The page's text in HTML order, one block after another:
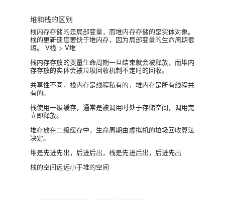
堆和栈的区别
栈内存存储的是局部变量，而堆内存存储的是实体对象。
栈的更新速度要快于堆内存，因为局部变量的生命周期很
短。 V栈 > V堆
栈内存存放的变量生命周期一旦结束就会被释放，而堆内
存存放的实体会被垃圾回收机制不定时的回收。
共享性不同，栈内存是线程私有的，堆内存是所有线程共
有的。
栈使用一级缓存，通常是被调用时处于存储空间，调用完
立即释放。
堆存放在二级缓存中，生命周期由虚拟机的垃圾回收算法
决定。
堆是先进先出，后进后出，栈是先进后出，后进先出
栈的空间远远小于堆的空间